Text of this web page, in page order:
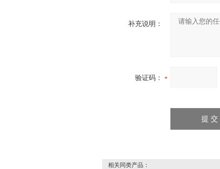
补充说明：
验证码：
相关同类产品：